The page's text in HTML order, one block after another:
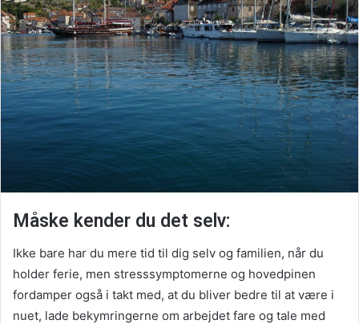
Måske kender du det selv:
Ikke bare har du mere tid til dig selv og familien, når du
holder ferie, men stresssymptomerne og hovedpinen
fordamper også i takt med, at du bliver bedre til at være i
nuet, lade bekymringerne om arbejdet fare og tale med